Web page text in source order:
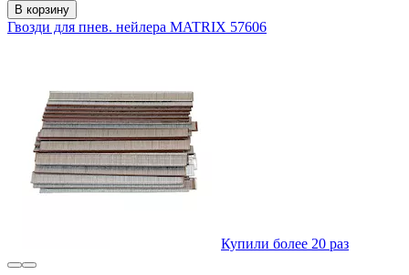
В корзину
Гвозди для пнев. нейлера MATRIX 57606
Купили более 20 раз